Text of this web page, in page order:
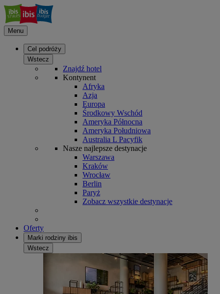
Menu
Cel podróży
Wstecz
Znajdź hotel
Kontynent
Afryka
Azja
Europa
Środkowy Wschód
Ameryka Północna
Ameryka Południowa
Australia L Pacyfik
Nasze najlepsze destynacje
Warszawa
Kraków
Wrocław
Berlin
Paryż
Zobacz wszystkie destynacje
Oferty
Marki rodziny ibis
Wstecz